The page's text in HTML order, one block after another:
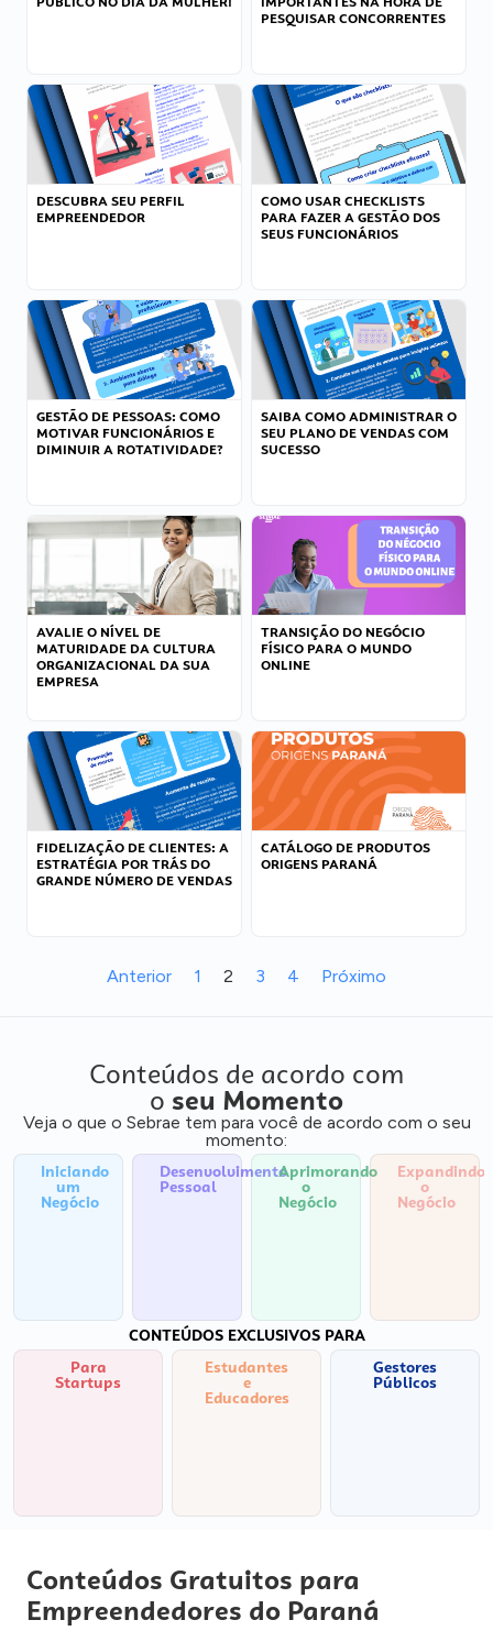
PESQUISAR CONCORRENTES
DESCUBRA SEU PERFIL
EMPREENDEDOR
COMO USAR CHECKLISTS
PARA FAZER A GESTÃO DOS
SEUS FUNCIONÁRIOS
GESTÃO DE PESSOAS: COMO
MOTIVAR FUNCIONÁRIOS E
DIMINUIR A ROTATIVIDADE?
SAIBA COMO ADMINISTRAR O
SEU PLANO DE VENDAS COM
SUCESSO
AVALIE O NÍVEL DE
MATURIDADE DA CULTURA
ORGANIZACIONAL DA SUA
EMPRESA
TRANSIÇÃO DO NEGÓCIO
FÍSICO PARA O MUNDO
ONLINE
FIDELIZAÇÃO DE CLIENTES: A
ESTRATÉGIA POR TRÁS DO
GRANDE NÚMERO DE VENDAS
CATÁLOGO DE PRODUTOS
ORIGENS PARANÁ
Anterior 1 2 3 4 Próximo
Conteúdos de acordo com
o seu Momento
Veja o que o Sebrae tem para você de acordo com o seu
momento:
Iniciando
um
Negócio
Desenvolvimento
Pessoal
Aprimorando
o
Negócio
Expandindo
o
Negócio
CONTEÚDOS EXCLUSIVOS PARA
Para
Startups
Estudantes
e
Educadores
Gestores
Públicos
Conteúdos Gratuitos para
Empreendedores do Paraná